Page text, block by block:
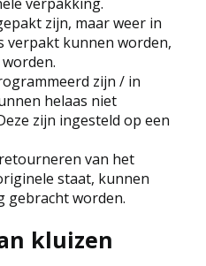
zijn, maar weer in
verpakt kunnen worden,
zijn / in
helaas niet
zijn ingesteld op een
van het
staat, kunnen
gebracht worden.
kluizen